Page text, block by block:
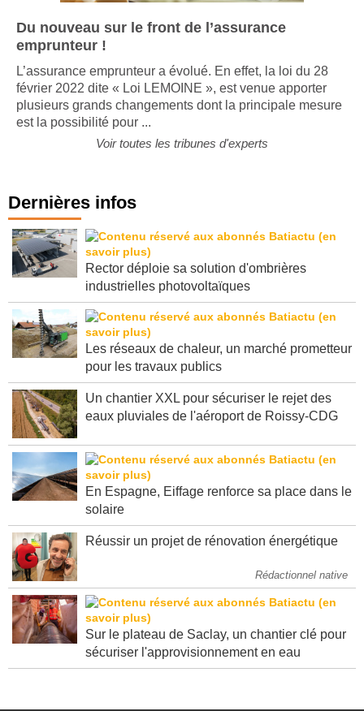
Du nouveau sur le front de l’assurance
emprunteur !
L’assurance emprunteur a évolué. En effet, la loi du 28
février 2022 dite « Loi LEMOINE », est venue apporter
plusieurs grands changements dont la principale mesure
Dernières infos
Rector déploie sa solution d'ombrières
Les réseaux de chaleur, un marché prometteur
Un chantier XXL pour sécuriser le rejet des
En Espagne, Eiffage renforce sa place dans le
Rédactionnel native
Sur le plateau de Saclay, un chantier clé pour